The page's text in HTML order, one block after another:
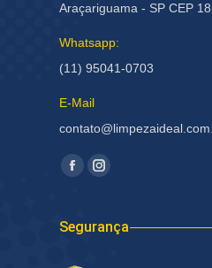
Araçariguama - SP CEP
Whatsapp:
(11) 95041-0703
E-Mail
Encontre-nos em:
Facebook
abre
Instagram
abre
Segurança